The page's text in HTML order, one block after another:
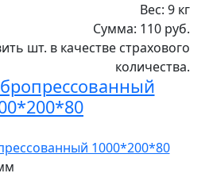
Вес: 9 кг
Сумма: 110 руб.
шт. в качестве страхового
количества.